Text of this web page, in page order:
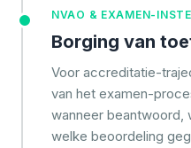
NVAO & EXAMEN-
Borging van
Voor accreditatie-
van het examen-
wanneer beantwoord,
welke beoordeling